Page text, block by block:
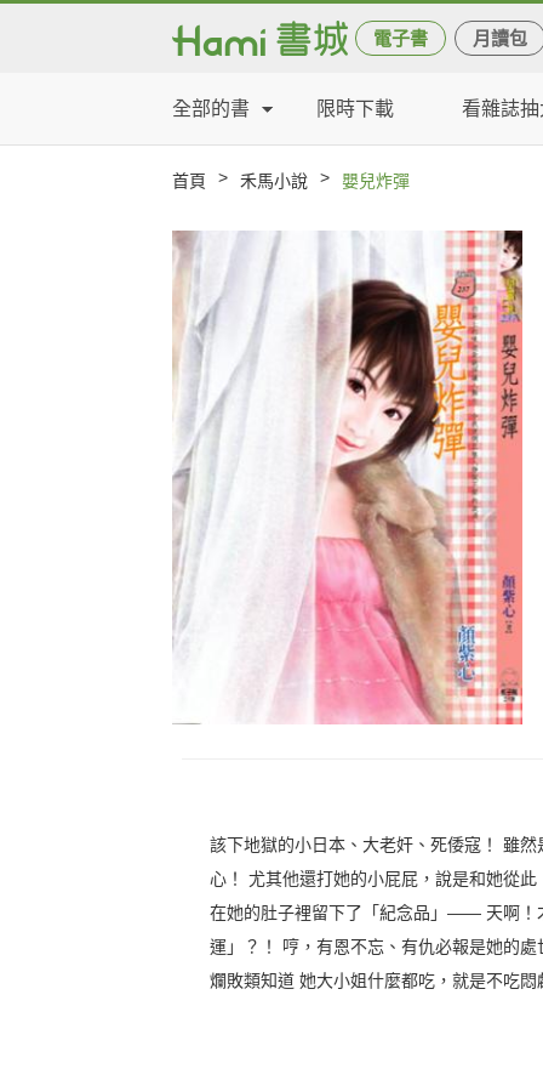
電子書 月讀包
全部的書 限時下載 看雜誌
首頁 > 禾馬小說 > 嬰兒炸彈
該下地獄的小日本、大老奸、死倭寇！ 雖
心！ 尤其他還打她的小屁屁，說是和她從
在她的肚子裡留下了「紀念品」—— 天啊！
運」？！ 哼，有恩不忘、有仇必報是她的
爛敗類知道 她大小姐什麼都吃，就是不吃